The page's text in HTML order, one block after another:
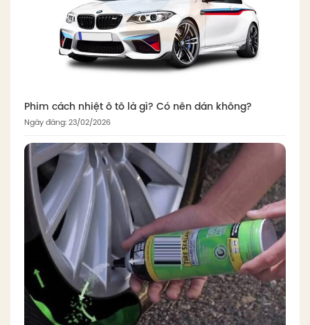
Phim cách nhiệt ô tô là gì? Có nên dán không?
Ngày đăng: 23/02/2026